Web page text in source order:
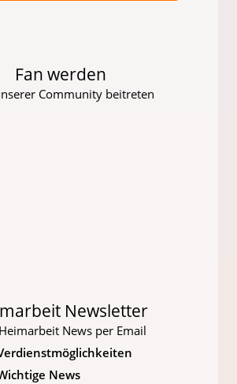
Fan werden
Community beitreten
Newsletter
News per Email
News